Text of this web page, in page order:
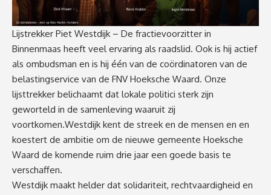
Lijstrekker Piet Westdijk – De fractievoorzitter in
Binnenmaas heeft veel ervaring als raadslid. Ook is hij actief
als ombudsman en is hij één van de coördinatoren van de
belastingservice van de FNV Hoeksche Waard. Onze
lijsttrekker belichaamt dat lokale politici sterk zijn
geworteld in de samenleving waaruit zij
voortkomen.Westdijk kent de streek en de mensen en en
koestert de ambitie om de nieuwe gemeente Hoeksche
Waard de komende ruim drie jaar een goede basis te
verschaffen.
Westdijk maakt helder dat solidariteit, rechtvaardigheid en